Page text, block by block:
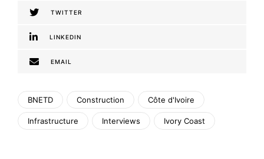
TWITTER
LINKEDIN
EMAIL
BNETD Construction Côte d'Ivoire
Infrastructure Interviews Ivory Coast